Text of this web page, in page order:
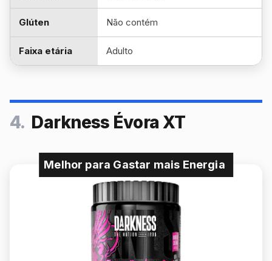
Glúten Não contém
Faixa etária Adulto
4. Darkness Évora XT
Melhor para Gastar mais Energia